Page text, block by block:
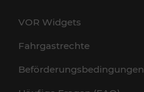
VOR Widgets
Fahrgastrechte
Beförderungsbedingungen